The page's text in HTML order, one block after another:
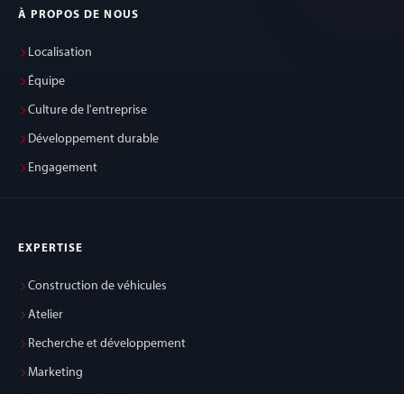
À PROPOS DE NOUS
Localisation
Équipe
Culture de l'entreprise
Développement durable
Engagement
EXPERTISE
Construction de véhicules
Atelier
Recherche et développement
Marketing